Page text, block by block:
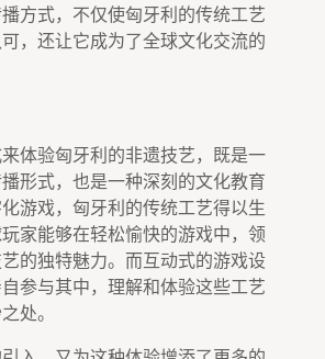
方式，不仅使匈牙利的传统工艺
，还让它成为了全球文化交流的
体验匈牙利的非遗技艺，既是一
形式，也是一种深刻的文化教育
游戏，匈牙利的传统工艺得以生
家能够在轻松愉快的游戏中，领
的独特魅力。而互动式的游戏设
参与其中，理解和体验这些工艺
处。